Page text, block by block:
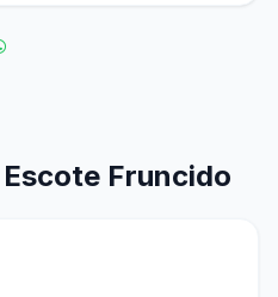
Fruncido